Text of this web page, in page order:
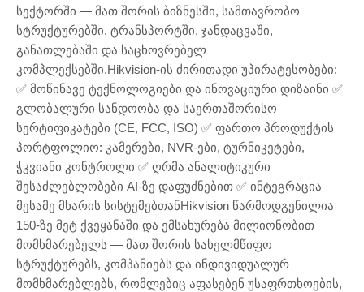
სექტორში — მათ შორის ბიზნესში, სამთავრობო
სტრუქტურებში, ტრანსპორტში, ჯანდაცვაში,
განათლებაში და საცხოვრებელ
კომპლექსებში.Hikvision-ის ძირითადი უპირატესობები:
✅ მოწინავე ტექნოლოგიები და ინოვაციური დიზაინი ✅
გლობალური სანდოობა და საერთაშორისო
სერტიფიკატები (CE, FCC, ISO) ✅ ფართო პროდუქტის
პორტფოლიო: კამერები, NVR-ები, ტურნიკეტები,
ჭკვიანი კონტროლი ✅ ღრმა ანალიტიკური
შესაძლებლობები AI-ზე დაფუძნებით ✅ ინტეგრაცია
მესამე მხარის სისტემებთანHikvision წარმოდგენილია
150-ზე მეტ ქვეყანაში და ემსახურება მილიონობით
მომხმარებელს — მათ შორის სახელმწიფო
სტრუქტურებს, კომპანიებს და ინდივიდუალურ
მომხმარებლებს, რომლებიც აფასებენ უსაფრთხოების,